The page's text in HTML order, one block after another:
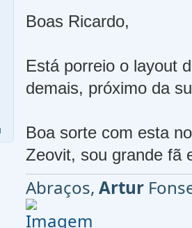
Boas Ricardo,
Está porreio o layout
demais, próximo da
Boa sorte com esta
Zeovit, sou grande fã
Abraços,Artur